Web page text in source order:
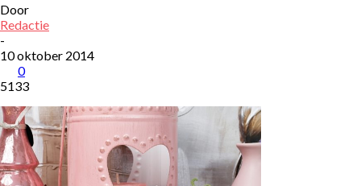
Door
Redactie
-
10 oktober 2014
0
5133